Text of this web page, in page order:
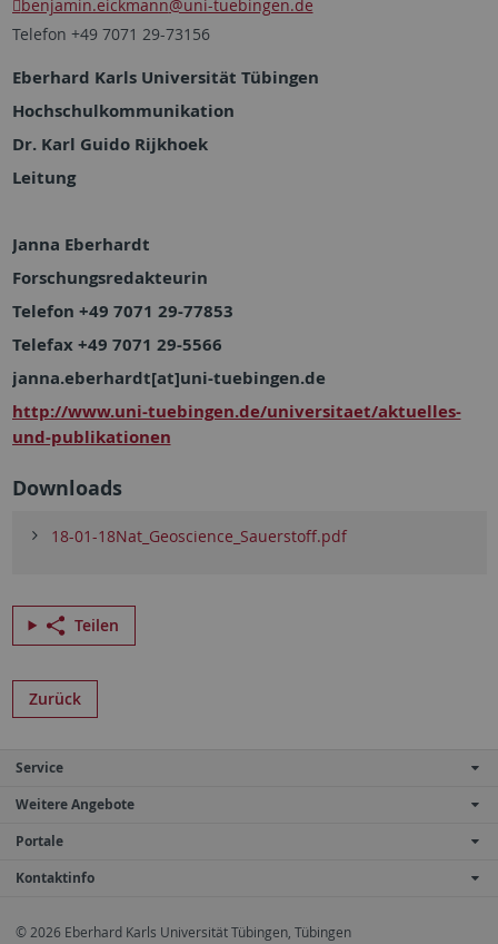
benjamin.eickmann@uni-tuebingen.de
Telefon +49 7071 29-73156
Eberhard Karls Universität Tübingen
Hochschulkommunikation
Dr. Karl Guido Rijkhoek
Leitung
Janna Eberhardt
Forschungsredakteurin
Telefon +49 7071 29-77853
Telefax +49 7071 29-5566
janna.eberhardt[at]uni-tuebingen.de
http://www.uni-tuebingen.de/universitaet/aktuelles-
und-publikationen
Downloads
18-01-18Nat_Geoscience_Sauerstoff.pdf
Teilen
Zurück
Service
Weitere Angebote
Portale
Kontaktinfo
© 2026 Eberhard Karls Universität Tübingen, Tübingen